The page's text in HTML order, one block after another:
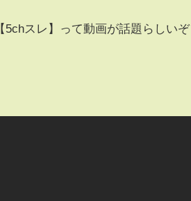
スレ】って動画が話題らしいぞ